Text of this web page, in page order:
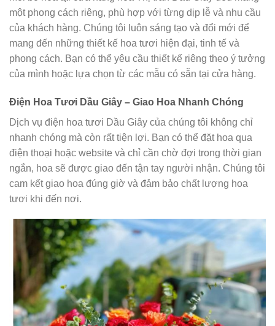
một phong cách riêng, phù hợp với từng dịp lễ và nhu cầu
của khách hàng. Chúng tôi luôn sáng tạo và đổi mới để
mang đến những thiết kế hoa tươi hiện đại, tinh tế và
phong cách. Bạn có thể yêu cầu thiết kế riêng theo ý tưởng
của mình hoặc lựa chọn từ các mẫu có sẵn tại cửa hàng.
Điện Hoa Tươi Dầu Giây – Giao Hoa Nhanh Chóng
Dịch vụ điện hoa tươi Dầu Giây của chúng tôi không chỉ
nhanh chóng mà còn rất tiện lợi. Bạn có thể đặt hoa qua
điện thoại hoặc website và chỉ cần chờ đợi trong thời gian
ngắn, hoa sẽ được giao đến tận tay người nhận. Chúng tôi
cam kết giao hoa đúng giờ và đảm bảo chất lượng hoa
tươi khi đến nơi.